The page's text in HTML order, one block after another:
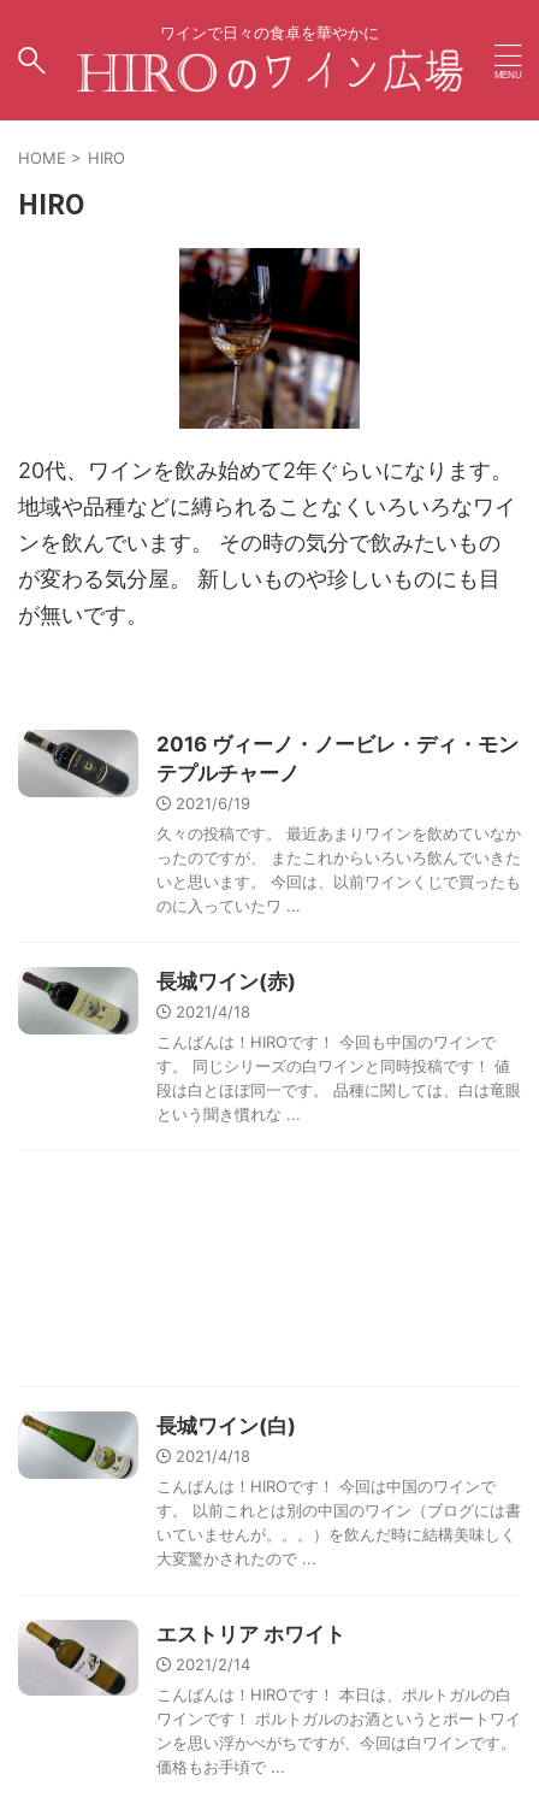
ワインで日々の食卓を華やかに
HOME > HIRO
HIRO
20代、ワインを飲み始めて2年ぐらいになります。
地域や品種などに縛られることなくいろいろなワイ
ンを飲んでいます。 その時の気分で飲みたいもの
が変わる気分屋。 新しいものや珍しいものにも目
が無いです。
2016 ヴィーノ・ノービレ・ディ・モン
テプルチャーノ
2021/6/19
久々の投稿です。 最近あまりワインを飲めていなか
ったのですが、 またこれからいろいろ飲んでいきた
いと思います。 今回は、以前ワインくじで買ったも
のに入っていたワ ...
長城ワイン(赤)
2021/4/18
こんばんは！HIROです！ 今回も中国のワインで
す。 同じシリーズの白ワインと同時投稿です！ 値
段は白とほぼ同一です。 品種に関しては、白は竜眼
という聞き慣れな ...
長城ワイン(白)
2021/4/18
こんばんは！HIROです！ 今回は中国のワインで
す。 以前これとは別の中国のワイン（ブログには書
いていませんが。。。）を飲んだ時に結構美味しく
大変驚かされたので ...
エストリア ホワイト
2021/2/14
こんばんは！HIROです！ 本日は、ポルトガルの白
ワインです！ ポルトガルのお酒というとポートワイ
ンを思い浮かべがちですが、今回は白ワインです。
価格もお手頃で ...